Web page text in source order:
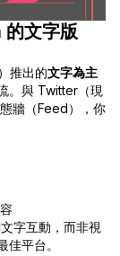
文字版
推出的文字為主
。與 Twitter（現
牆（Feed），你
字互動，而非視
平台。